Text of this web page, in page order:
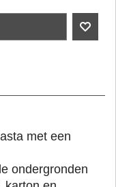
met een
ondergronden